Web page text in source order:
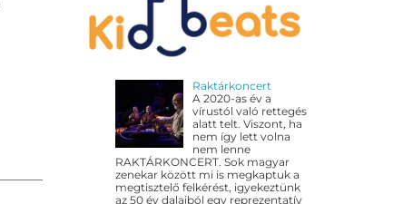
Raktárkoncert
A 2020-as év a
vírustól való rettegés
alatt telt. Viszont, ha
nem így lett volna
nem lenne
RAKTÁRKONCERT. Sok magyar
zenekar között mi is megkaptuk a
megtisztelő felkérést, igyekeztünk
az 50 év dalaiból egy reprezentatív